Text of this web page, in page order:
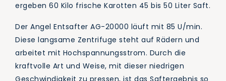
ergeben 60 Kilo frische Karotten 45 bis 50 Liter Saft.
Der Angel Entsafter AG-20000 läuft mit 85 U/min.
Diese langsame Zentrifuge steht auf Rädern und
arbeitet mit Hochspannungsstrom. Durch die
kraftvolle Art und Weise, mit dieser niedrigen
Geschwindigkeit zu pressen, ist das Saftergebnis so